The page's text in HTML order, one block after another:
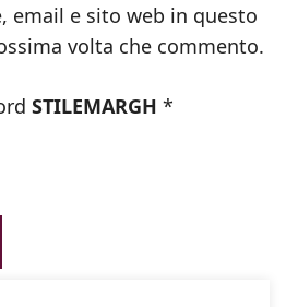
email e sito web in questo
volta che commento.
STILEMARGH *